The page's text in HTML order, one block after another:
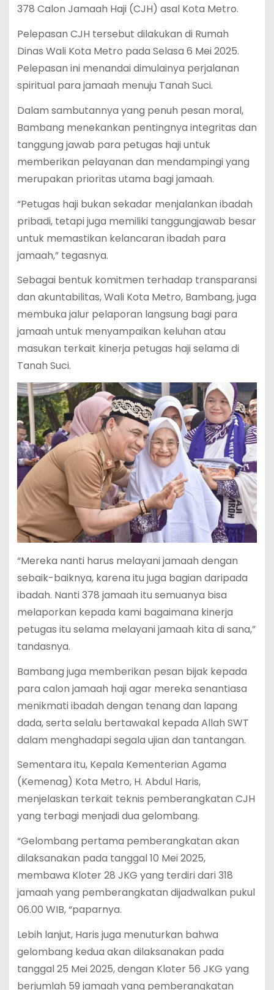
378 Calon Jamaah Haji (CJH) asal Kota Metro.
Pelepasan CJH tersebut dilakukan di Rumah
Dinas Wali Kota Metro pada Selasa 6 Mei 2025.
Pelepasan ini menandai dimulainya perjalanan
spiritual para jamaah menuju Tanah Suci.
Dalam sambutannya yang penuh pesan moral,
Bambang menekankan pentingnya integritas dan
tanggung jawab para petugas haji untuk
memberikan pelayanan dan mendampingi yang
merupakan prioritas utama bagi jamaah.
“Petugas haji bukan sekadar menjalankan ibadah
pribadi, tetapi juga memiliki tanggungjawab besar
untuk memastikan kelancaran ibadah para
jamaah,” tegasnya.
Sebagai bentuk komitmen terhadap transparansi
dan akuntabilitas, Wali Kota Metro, Bambang, juga
membuka jalur pelaporan langsung bagi para
jamaah untuk menyampaikan keluhan atau
masukan terkait kinerja petugas haji selama di
Tanah Suci.
“Mereka nanti harus melayani jamaah dengan
sebaik-baiknya, karena itu juga bagian daripada
ibadah. Nanti 378 jamaah itu semuanya bisa
melaporkan kepada kami bagaimana kinerja
petugas itu selama melayani jamaah kita di sana,”
tandasnya.
Bambang juga memberikan pesan bijak kepada
para calon jamaah haji agar mereka senantiasa
menikmati ibadah dengan tenang dan lapang
dada, serta selalu bertawakal kepada Allah SWT
dalam menghadapi segala ujian dan tantangan.
Sementara itu, Kepala Kementerian Agama
(Kemenag) Kota Metro, H. Abdul Haris,
menjelaskan terkait teknis pemberangkatan CJH
yang terbagi menjadi dua gelombang.
“Gelombang pertama pemberangkatan akan
dilaksanakan pada tanggal 10 Mei 2025,
membawa Kloter 28 JKG yang terdiri dari 318
jamaah yang pemberangkatan dijadwalkan pukul
06.00 WIB, “paparnya.
Lebih lanjut, Haris juga menuturkan bahwa
gelombang kedua akan dilaksanakan pada
tanggal 25 Mei 2025, dengan Kloter 56 JKG yang
berjumlah 59 jamaah yang pemberangkatan